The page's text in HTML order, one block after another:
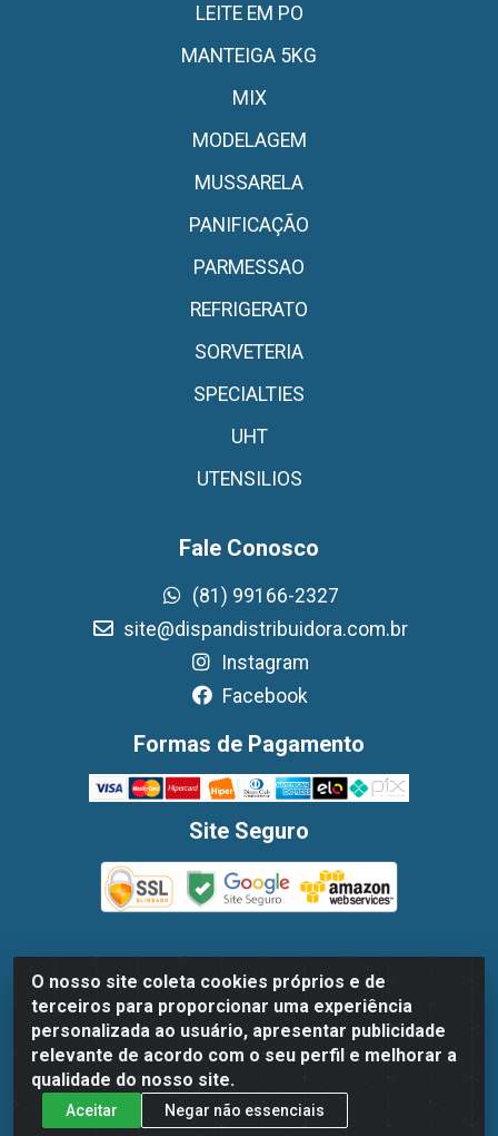
O nosso site coleta cookies próprios e de
terceiros para proporcionar uma experiência
personalizada ao usuário, apresentar publicidade
relevante de acordo com o seu perfil e melhorar a
qualidade do nosso site.
Aceitar Negar não essenciais
LEITE EM PO
MANTEIGA 5KG
MIX
MODELAGEM
MUSSARELA
PANIFICAÇÃO
PARMESSAO
REFRIGERATO
SORVETERIA
SPECIALTIES
UHT
UTENSILIOS
Fale Conosco
(81) 99166-2327
site@dispandistribuidora.com.br
Instagram
Facebook
Formas de Pagamento
Site Seguro
Dispan Distribuidora de Alimentos LTDA - Avenida
Marechal Mascarenhas De Moraes, 1048- Imbiribeira,
Recife/PE - CEP 51.170-000 - CNPJ 30.779.584/0003-78